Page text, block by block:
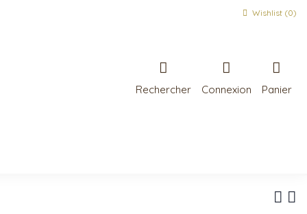
Wishlist (0)
Rechercher Connexion Panier